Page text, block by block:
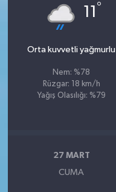
11 °
Orta kuvvetli yağmurlu
Nem: %78
Rüzgar: 18 km/h
Yağış Olasılığı: %79
27 MART
CUMA